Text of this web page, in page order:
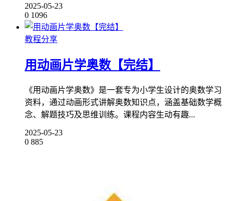
2025-05-23
0 1096
教程分享
用动画片学奥数【完结】
《用动画片学奥数》是一套专为小学生设计的奥数学习
资料，通过动画形式讲解奥数知识点，涵盖基础数学概
念、解题技巧及思维训练。课程内容生动有趣...
2025-05-23
0 885